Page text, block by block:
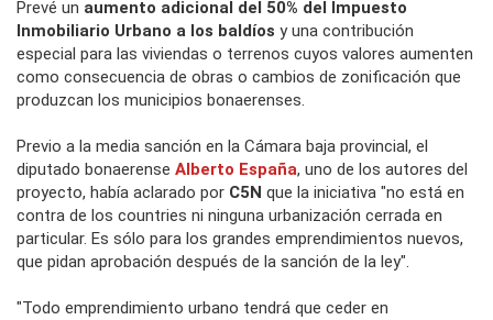
Prevé un aumento adicional del 50% del Impuesto
Inmobiliario Urbano a los baldíos y una contribución
especial para las viviendas o terrenos cuyos valores aumenten
como consecuencia de obras o cambios de zonificación que
produzcan los municipios bonaerenses.
Previo a la media sanción en la Cámara baja provincial, el
diputado bonaerense Alberto España, uno de los autores del
proyecto, había aclarado por C5N que la iniciativa "no está en
contra de los countries ni ninguna urbanización cerrada en
particular. Es sólo para los grandes emprendimientos nuevos,
que pidan aprobación después de la sanción de la ley".
"Todo emprendimiento urbano tendrá que ceder en